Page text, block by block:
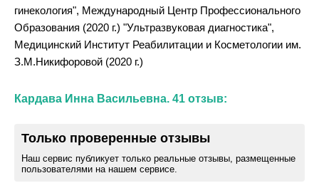
гинекология", Международный Центр Профессионального
Образования (2020 г.) "Ультразвуковая диагностика",
Медицинский Институт Реабилитации и Косметологии им.
З.М.Никифоровой (2020 г.)
Кардава Инна Васильевна. 41 отзыв:
Только проверенные отзывы
Наш сервис публикует только реальные отзывы, размещенные
пользователями на нашем сервисе.